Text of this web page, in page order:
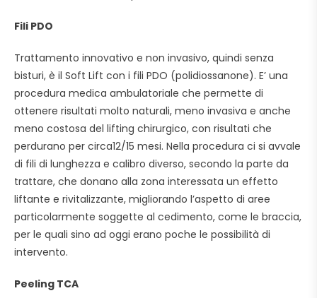
Fili PDO
Trattamento innovativo e non invasivo, quindi senza
bisturi, è il Soft Lift con i fili PDO (polidiossanone). E’ una
procedura medica ambulatoriale che permette di
ottenere risultati molto naturali, meno invasiva e anche
meno costosa del lifting chirurgico, con risultati che
perdurano per circa12/15 mesi. Nella procedura ci si avvale
di fili di lunghezza e calibro diverso, secondo la parte da
trattare, che donano alla zona interessata un effetto
liftante e rivitalizzante, migliorando l’aspetto di aree
particolarmente soggette al cedimento, come le braccia,
per le quali sino ad oggi erano poche le possibilità di
intervento.
Peeling TCA